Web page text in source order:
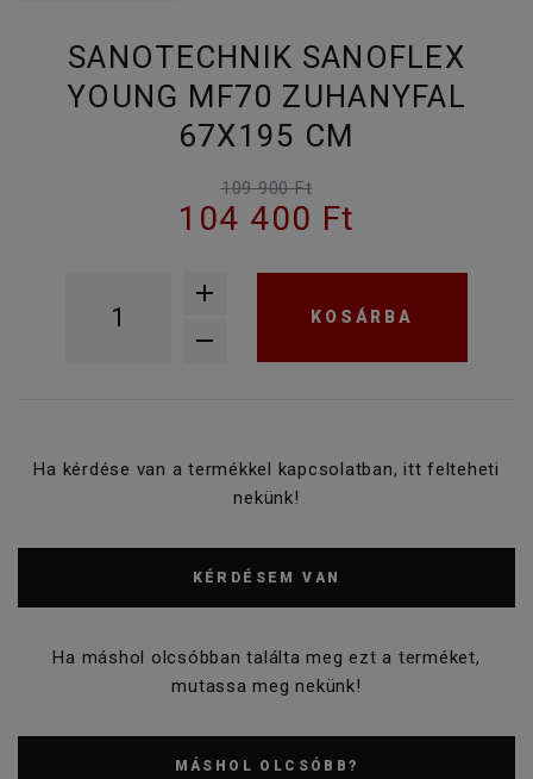
SANOTECHNIK SANOFLEX
YOUNG MF70 ZUHANYFAL
67X195 CM
109 900 Ft
104 400 Ft
KOSÁRBA
Ha kérdése van a termékkel kapcsolatban, itt felteheti
nekünk!
KÉRDÉSEM VAN
Ha máshol olcsóbban találta meg ezt a terméket,
mutassa meg nekünk!
MÁSHOL OLCSÓBB?